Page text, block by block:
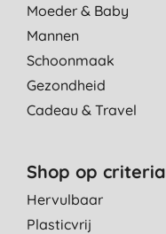
Moeder & Baby
Mannen
Schoonmaak
Gezondheid
Cadeau & Travel
Shop op criteria
Hervulbaar
Plasticvrij